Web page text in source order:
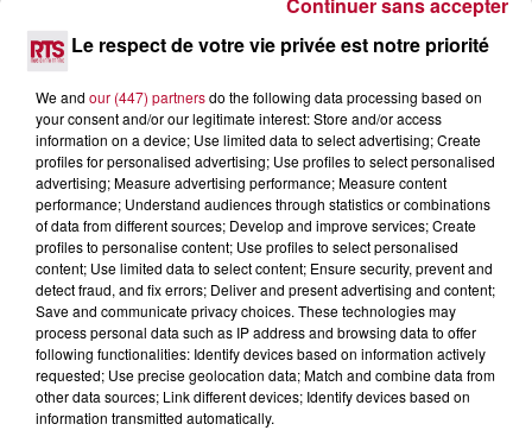
4 août 2026
FÊTE DE LA POLYNÉSIE À VILLEVEYRAC
Le respect de votre vie privée est notre priorité
We and our (447) partnersdo the following data processing based on
your consent and/or our legitimate interest: Store and/or access
information on a device; Use limited data to select advertising; Create
profiles for personalised advertising; Use profiles to select personalised
advertising; Measure advertising performance; Measure content
performance; Understand audiences through statistics or combinations
of data from different sources; Develop and improve services; Create
profiles to personalise content; Use profiles to select personalised
content; Use limited data to select content; Ensure security, prevent and
detect fraud, and fix errors; Deliver and present advertising and content;
Save and communicate privacy choices. These technologies may
process personal data such as IP address and browsing data to offer
following functionalities: Identify devices based on information actively
requested; Use precise geolocation data; Match and combine data from
other data sources; Link different devices; Identify devices based on
information transmitted automatically.